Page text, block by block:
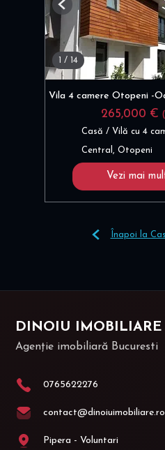
1 / 14
Previous
Vila 4 camere Otopeni -
265,000 €
Casă / Vilă cu 4
Central, Otopeni
Vezi mai
Înapoi la
DINOIU IMOBILIARE
Agenție imobiliară Bucuresti
0765622276
contact@dinoiuimobiliare.ro
Pipera - Voluntari